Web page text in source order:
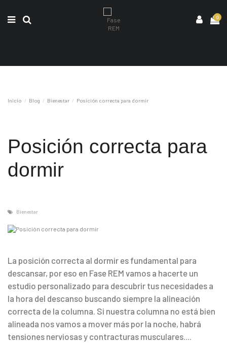
0
Inicio Blog Bienestar Posición correcta para dormir
Posición correcta para
dormir
Bienestar
La posición correcta al dormir es fundamental para
descansar, por eso en Fase REM vamos a hacerte un
estudio personalizado para descubrir tus necesidades a
la hora del descanso buscando siempre la alineación
correcta de la columna. Si nuestra columna no está bien
alineada nos vamos a mover más por la noche, habrá
tensiones nerviosas y contracturas musculares....